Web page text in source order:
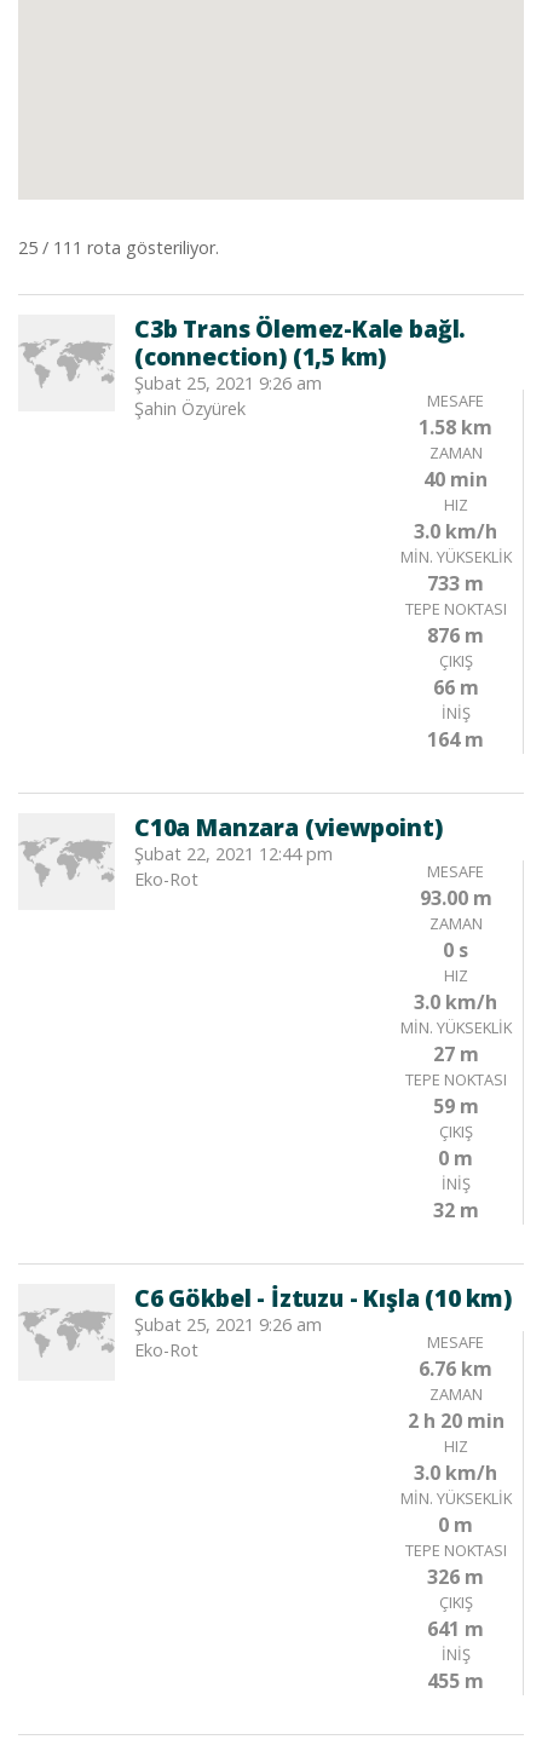
25 / 111 rota gösteriliyor.
C3b Trans Ölemez-Kale bağl.
(connection) (1,5 km)
MESAFE
1.58 km
ZAMAN
40 min
HIZ
3.0 km/h
MIN. YÜKSEKLIK
733 m
TEPE NOKTASI
876 m
ÇIKIŞ
66 m
İNIŞ
164 m
Şubat 25, 2021 9:26 am
Şahin Özyürek
C10a Manzara (viewpoint)
MESAFE
93.00 m
ZAMAN
0 s
HIZ
3.0 km/h
MIN. YÜKSEKLIK
27 m
TEPE NOKTASI
59 m
ÇIKIŞ
0 m
İNIŞ
32 m
Şubat 22, 2021 12:44 pm
Eko-Rot
C6 Gökbel - İztuzu - Kışla (10 km)
MESAFE
6.76 km
ZAMAN
2 h 20 min
HIZ
3.0 km/h
MIN. YÜKSEKLIK
0 m
TEPE NOKTASI
326 m
ÇIKIŞ
641 m
İNIŞ
455 m
Şubat 25, 2021 9:26 am
Eko-Rot